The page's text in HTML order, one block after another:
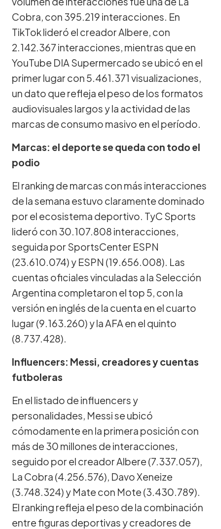
Cobra, con 395.219 interacciones. En
TikTok lideró el creador Albere, con
2.142.367 interacciones, mientras que en
YouTube DIA Supermercado se ubicó en el
primer lugar con 5.461.371 visualizaciones,
un dato que refleja el peso de los formatos
audiovisuales largos y la actividad de las
marcas de consumo masivo en el período.
Marcas: el deporte se queda con todo el
podio
El ranking de marcas con más interacciones
de la semana estuvo claramente dominado
por el ecosistema deportivo. TyC Sports
lideró con 30.107.808 interacciones,
seguida por SportsCenter ESPN
(23.610.074) y ESPN (19.656.008). Las
cuentas oficiales vinculadas a la Selección
Argentina completaron el top 5, con la
versión en inglés de la cuenta en el cuarto
lugar (9.163.260) y la AFA en el quinto
(8.737.428).
Influencers: Messi, creadores y cuentas
futboleras
En el listado de influencers y
personalidades, Messi se ubicó
cómodamente en la primera posición con
más de 30 millones de interacciones,
seguido por el creador Albere (7.337.057),
La Cobra (4.256.576), Davo Xeneize
(3.748.324) y Mate con Mote (3.430.789).
El ranking refleja el peso de la combinación
entre figuras deportivas y creadores de